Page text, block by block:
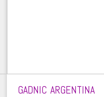
GADNIC ARGENTINA